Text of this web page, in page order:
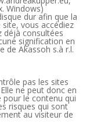
Windows)
dur afin que la
vous accédiez
déjà consultées
signification en
de Akassoh s.à r.l.
pas les sites
ne peut donc en
pour le contenu qui
risques qui sont
au visiteur de